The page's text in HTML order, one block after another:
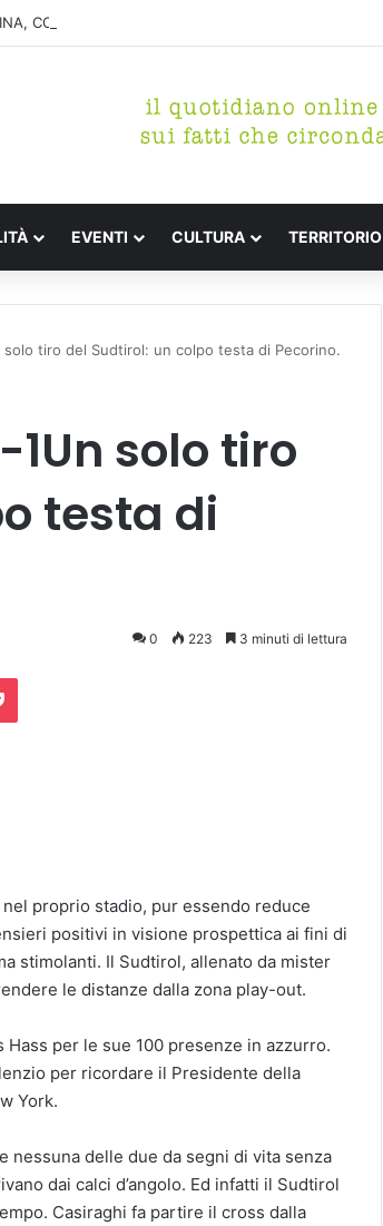
CONCLUSA LA DEMOLIZIONE DELL’ALA NORD-SUD
EVENTI CULTURA TERRITORIO
solo tiro del Sudtirol: un colpo testa di Pecorino.
solo tiro
testa di
0 223 3 minuti di lettura
proprio stadio, pur essendo reduce
positivi in visione prospettica ai fini di
stimolanti. Il Sudtirol, allenato da mister
le distanze dalla zona play-out.
per le sue 100 presenze in azzurro.
per ricordare il Presidente della
York.
nessuna delle due da segni di vita senza
dai calci d’angolo. Ed infatti il Sudtirol
Casiraghi fa partire il cross dalla